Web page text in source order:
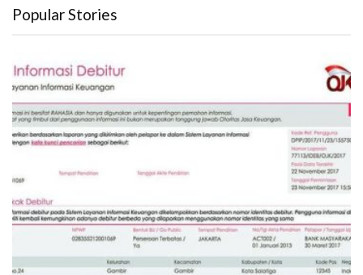
Popular Stories